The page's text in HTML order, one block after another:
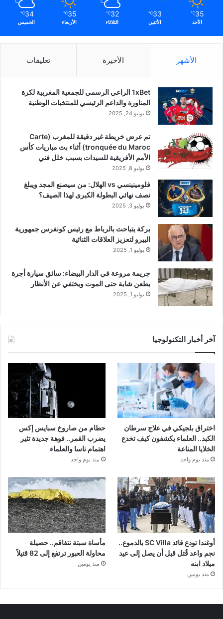
35
℃
الأحد
33
℃
الأثنين
32
℃
الثلاثاء
35
℃
الأربعاء
34
℃
الخميس
الأشهر الأخيرة تعليقات
1xBet الراعي الرسمي للجمعية المغربية لكرة
المناورة والداعم الرئيسي للمنتخبات الوطنية
يونيو 24, 2025
تم عرض خريطة غير دقيقة للمغرب (Carte
tronquée du Maroc) أثناء بث مباريات كأس
الأمم الأفريقية للسيدات بسبب خلل فني
يوليو 8, 2025
فلومينينسي vs الهلال: من سيصنع المجد ويبلغ
نصف نهائي البطولة الكبرى لهذا الصيف؟
يوليو 3, 2025
بركة يتباحث بالرباط مع رئيس كونغرس جمهورية
البيرو لتعزيز العلاقات الثنائية
يوليو 1, 2025
جريمة مروعة في الدار البيضاء: سائق سيارة أجرة
يطعن شابة حتى الموت ويختفي عن الأنظار
يوليو 1, 2025
آخر أخبار التكنولوجيا
اختراق بلجيكي في علاج سرطان
الكبد.. العلماء يكشفون كيف تخدع
الخلايا المناعة
منذ يوم واحد
حطام من صاروخ سبايس إكس
يضرب القمر.. فوهة جديدة تثير
اهتمام ناسا والعلماء
منذ يوم واحد
أوغندا تودع قائد SC Villa بالدموع..
نجم واعد قُتل قبل أن يصل إلى عيد
ميلاد ابنه
منذ يومين
مأساة سبتة تتفاقم.. حصيلة
محاولة العبور ترتفع إلى 82 قتيلاً
منذ يومين